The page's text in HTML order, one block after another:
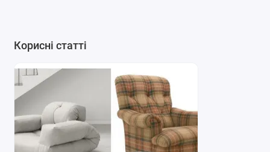
Корисні статті